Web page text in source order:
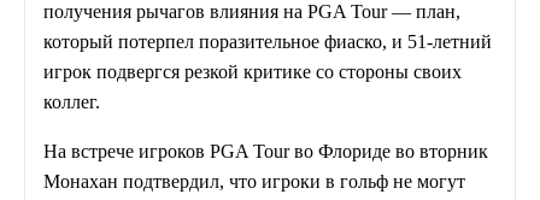
получения рычагов влияния на PGA Tour — план,
который потерпел поразительное фиаско, и 51-летний
игрок подвергся резкой критике со стороны своих
коллег.
На встрече игроков PGA Tour во Флориде во вторник
Монахан подтвердил, что игроки в гольф не могут